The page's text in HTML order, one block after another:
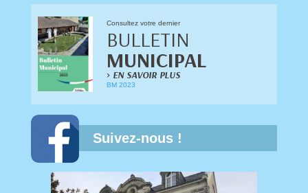
Consultez votre dernier
BULLETIN
MUNICIPAL
> EN SAVOIR PLUS
BM 2023
Suivez-nous !